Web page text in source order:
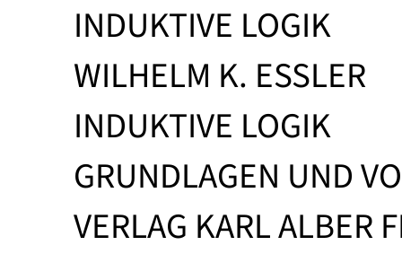
INDUKTIVE LOGIK
WILHELM K. ESSLER
INDUKTIVE LOGIK
GRUNDLAGEN UND
VERLAG KARL ALBER